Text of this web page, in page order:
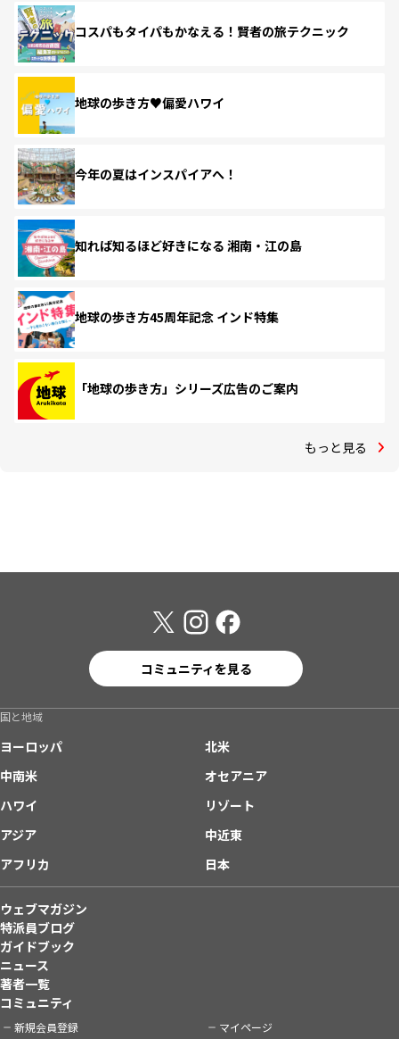
コスパもタイパもかなえる！賢者の旅テクニック
地球の歩き方♥偏愛ハワイ
今年の夏はインスパイアへ！
知れば知るほど好きになる 湘南・江の島
地球の歩き方45周年記念 インド特集
「地球の歩き方」シリーズ広告のご案内
もっと見る
コミュニティを見る
国と地域
ヨーロッパ
北米
中南米
オセアニア
ハワイ
リゾート
アジア
中近東
アフリカ
日本
ウェブマガジン
特派員ブログ
ガイドブック
ニュース
著者一覧
コミュニティ
新規会員登録 マイページ